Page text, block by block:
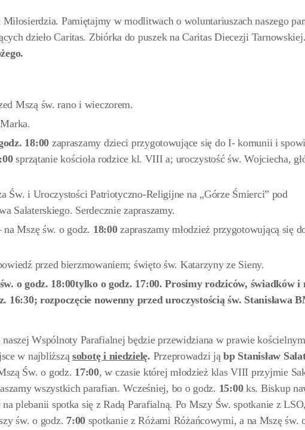
Pamiętajmy w modlitwach o woluntariuszach naszego
dzieło Caritas. Zbiórka do puszek na Caritas Diecezji Tarnowskiej.
Mszą św. rano i wieczorem.
18:00 zapraszamy dzieci przygotowujące się do I- komunii i
sprzątanie kościoła rodzice kl. VIII a; uroczystość św. Wojciecha,
Św. i Uroczystości Patriotyczno-Religijne na „Górze Śmierci” pod
Salaterskiego. Serdecznie zapraszamy.
na Mszę św. o godz. 18:00zapraszamy młodzież przygotowującą się
przed bierzmowaniem; święto św. Katarzyny ze Sieny.
o godz. 18:00tylko o godz. 17:00. Prosimy rodziców, świadków i
16:30; rozpoczęcie nowenny przed uroczystością św. Stanisława
Wspólnoty Parafialnej będzie przewidziana w prawie
w najbliższą sobotę i niedzielę. Przeprowadzi jąbp Stanisław
Św. o godz. 17:00, w czasie której młodzież klas VIII przyjmie
wszystkich parafian. Wcześniej, bo o godz. 15:00 ks. Biskup
na plebanii spotka się z Radą Parafialną. Po Mszy Św. spotkanie z
św. o godz. 7:00 spotkanie z Różami Różańcowymi, a na Mszę św.